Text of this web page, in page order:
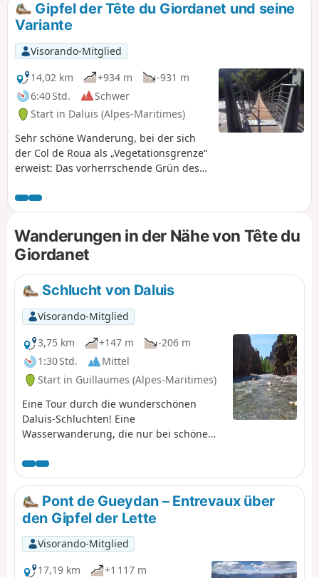
Gipfel der Tête du Giordanet und seine
Variante
Visorando-Mitglied
14,02 km
+934 m
-931 m
6:40 Std.
Schwer
Start in Daluis (Alpes-Maritimes)
Sehr schöne Wanderung, bei der sich
der Col de Roua als „Vegetationsgrenze“
erweist: Das vorherrschende Grün des
zu den rötlichen Farben und bietet so
ein farbenfrohes Schauspiel.
Wanderungen in der Nähe von Tête du
Giordanet
Schlucht von Daluis
Visorando-Mitglied
3,75 km
+147 m
-206 m
1:30 Std.
Mittel
Start in Guillaumes (Alpes-Maritimes)
Eine Tour durch die wunderschönen
Daluis-Schluchten! Eine
Wasserwanderung, die nur bei schönem
ideal für den Sommer bei hohen
Temperaturen ist. Eine Wanderung, die
für Kinder geeignet ist, die schwimmen
können. Geschlossene Schuhe sind
unerlässlich. Diese Wanderung führt
durch ein Naturschutzgebiet, das
bestimmten Vorschriften unterliegt. Siehe
praktische Informationen.
Pont de Gueydan – Entrevaux über
den Gipfel der Lette
Visorando-Mitglied
17,19 km
+1 117 m